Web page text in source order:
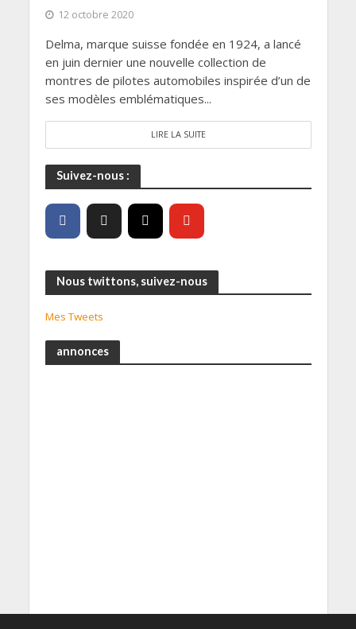
12 octobre 2020
Delma, marque suisse fondée en 1924, a lancé
en juin dernier une nouvelle collection de
montres de pilotes automobiles inspirée d’un de
ses modèles emblématiques...
LIRE LA SUITE
Suivez-nous :
Nous twittons, suivez-nous
Mes Tweets
annonces